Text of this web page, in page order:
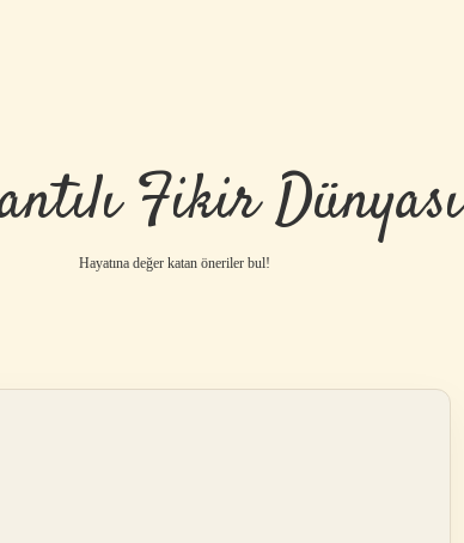
Fikir Dünyası
Hayatına değer katan öneriler bul!